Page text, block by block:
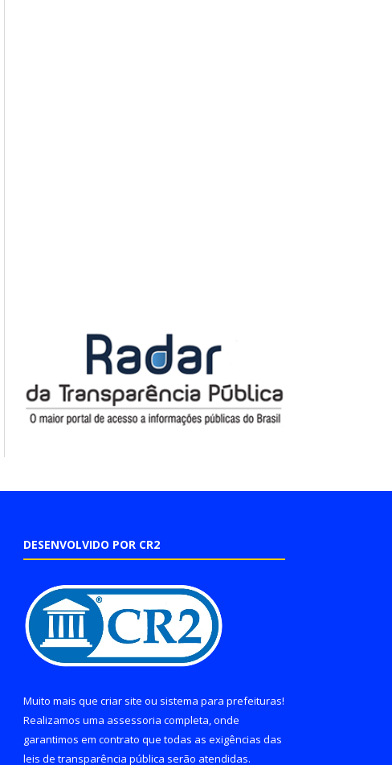
DESENVOLVIDO POR CR2
Muito mais que criar site ou sistema para prefeituras!
Realizamos uma assessoria completa, onde
garantimos em contrato que todas as exigências das
leis de transparência pública serão atendidas.